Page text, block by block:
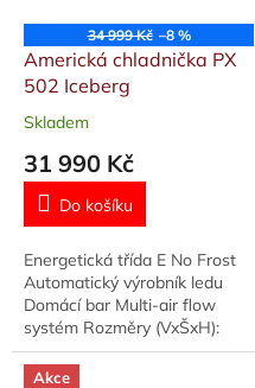
34 999 Kč –8 %
Americká chladnička PX
502 Iceberg
Průměrné
produktu
5,0
5
hvězdiček.
Skladem
31 990 Kč
Do košíku
Energetická třída E No Frost
Automatický výrobník ledu
Domácí bar Multi-air flow
systém Rozměry (VxŠxH):
176,5x89,7x76,1 cm
Akce